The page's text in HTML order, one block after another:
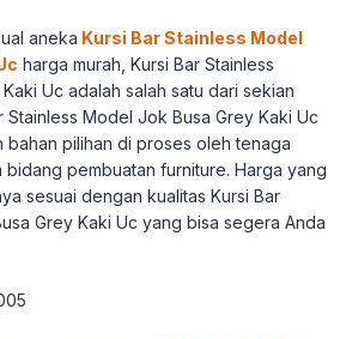
aneka Kursi Bar Stainless Model
harga murah, Kursi Bar Stainless
Uc adalah salah satu dari sekian
Stainless Model Jok Busa Grey Kaki Uc
pilihan di proses oleh tenaga
bidang pembuatan furniture. Harga yang
sesuai dengan kualitas Kursi Bar
Grey Kaki Uc yang bisa segera Anda